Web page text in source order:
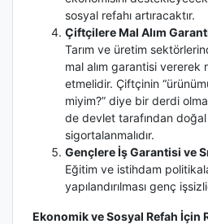
sosyal refahı artıracaktır.
Çiftçilere Mal Alım
Tarım ve üretim
mal alım garantisi vererek
etmelidir. Çiftçinin
miyim?” diye bir derdi
de devlet tarafından
sigortalanmalıdır.
Gençlere İş Garantisi ve
Eğitim ve istihdam
yapılandırılması genç
Ekonomik ve Sosyal Refah İçin